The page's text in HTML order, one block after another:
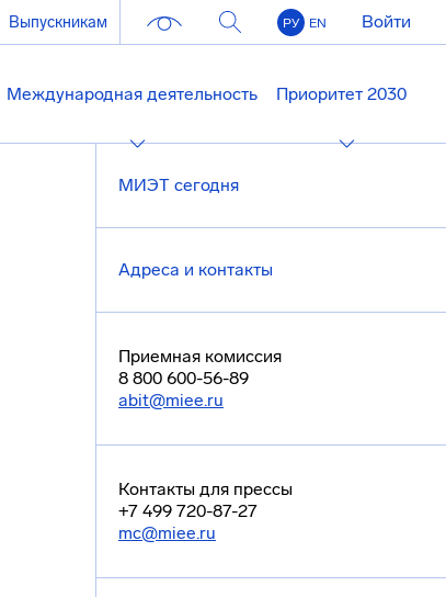
Выпускникам РУ EN Войти
Международная деятельность Приоритет 2030
МИЭТ сегодня
Адреса и контакты
Приемная комиссия
8 800 600-56-89
abit@miee.ru
Контакты для прессы
+7 499 720-87-27
mc@miee.ru